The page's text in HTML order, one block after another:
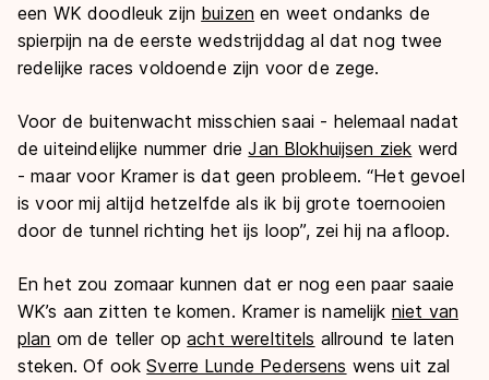
een WK doodleuk zijn buizen en weet ondanks de
spierpijn na de eerste wedstrijddag al dat nog twee
redelijke races voldoende zijn voor de zege.
Voor de buitenwacht misschien saai - helemaal nadat
de uiteindelijke nummer drieJan Blokhuijsen ziek werd
- maar voor Kramer is dat geen probleem. “Het gevoel
is voor mij altijd hetzelfde als ik bij grote toernooien
door de tunnel richting het ijs loop”, zei hij na afloop.
En het zou zomaar kunnen dat er nog een paar saaie
WK’s aan zitten te komen. Kramer is namelijk niet van
plan om de teller opacht wereltitels allround te laten
steken. Of ookSverre Lunde Pedersens wens uit zal